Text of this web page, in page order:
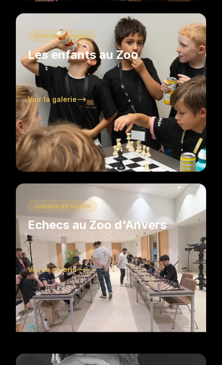
Dans les coulisses
Les enfants au Zoo
Voir la galerie
Journee de tournoi
Echecs au Zoo d'Anvers
Voir la galerie